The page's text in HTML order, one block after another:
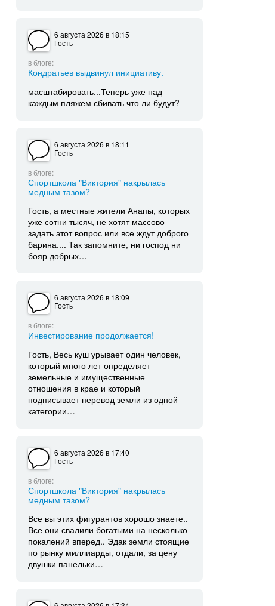
6 августа 2026в 18:15
Гость
в блоге:
Кондратьев выдвинул инициативу.
масштабировать...Теперь уже над
каждым пляжем сбивать что ли будут?
6 августа 2026в 18:11
Гость
в блоге:
Спортшкола "Виктория" накрылась
медным тазом?
Гость, а местные жители Анапы, которых
уже сотни тысяч, не хотят массово
задать этот вопрос или все ждут доброго
барина.... Так запомните, ни господ ни
бояр добрых…
6 августа 2026в 18:09
Гость
в блоге:
Инвестирование продолжается!
Гость, Весь куш урывает один человек,
который много лет определяет
земельные и имущественные
отношения в крае и который
подписывает перевод земли из одной
категории…
6 августа 2026в 17:40
Гость
в блоге:
Спортшкола "Виктория" накрылась
медным тазом?
Все вы этих фигурантов хорошо знаете..
Все они свалили богатыми на несколько
покалений вперед.. Эдак земли стоящие
по рынку миллиарды, отдали, за цену
двушки панельки…